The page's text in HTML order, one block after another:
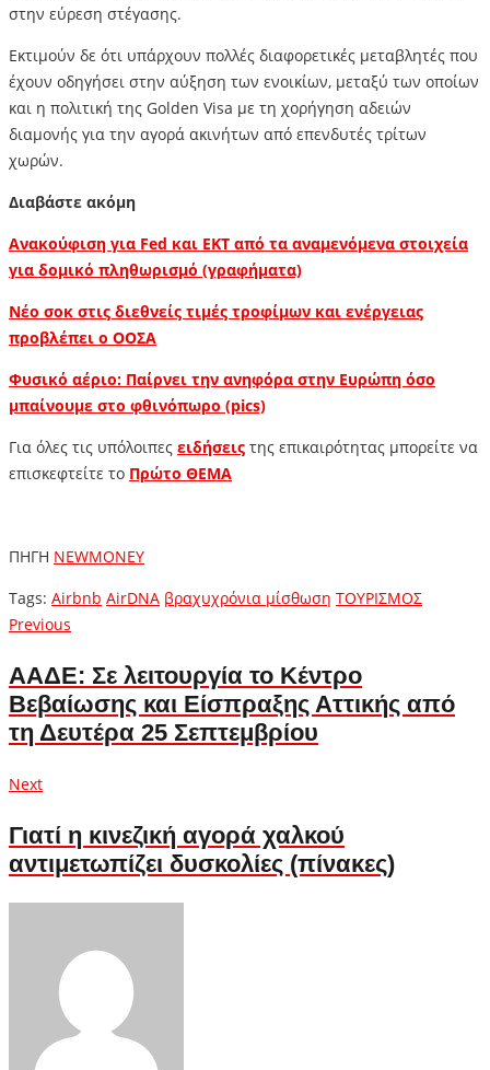
στην εύρεση στέγασης.
Εκτιμούν δε ότι υπάρχουν πολλές διαφορετικές μεταβλητές που
έχουν οδηγήσει στην αύξηση των ενοικίων, μεταξύ των οποίων
και η πολιτική της Golden Visa με τη χορήγηση αδειών
διαμονής για την αγορά ακινήτων από επενδυτές τρίτων
χωρών.
Διαβάστε ακόμη
Ανακούφιση για Fed και ΕΚΤ από τα αναμενόμενα στοιχεία
για δομικό πληθωρισμό (γραφήματα)
Νέο σοκ στις διεθνείς τιμές τροφίμων και ενέργειας
προβλέπει ο ΟΟΣΑ
Φυσικό αέριο: Παίρνει την ανηφόρα στην Ευρώπη όσο
μπαίνουμε στο φθινόπωρο (pics)
Για όλες τις υπόλοιπες ειδήσεις της επικαιρότητας μπορείτε να
επισκεφτείτε το Πρώτο ΘΕΜΑ
ΠΗΓΗ NEWMONEY
Tags: Airbnb AirDNA βραχυχρόνια μίσθωση ΤΟΥΡΙΣΜΟΣ
Πλοήγηση
άρθρων
Previous
ΑΑΔΕ: Σε λειτουργία το Κέντρο
Βεβαίωσης και Είσπραξης Αττικής από
τη Δευτέρα 25 Σεπτεμβρίου
NextNext
Γιατί η κινεζική αγορά χαλκού
αντιμετωπίζει δυσκολίες (πίνακες)